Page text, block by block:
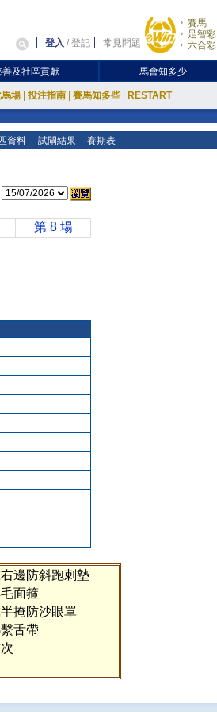
登入 /登記 常見問題
賽馬
足智彩
六合彩
善及社區貢獻 馬會知多少
場 投注指南 賽馬知多些 RESTART
資料 試閘結果 賽期表
第 8 場
邊防斜跑刺墊
面箍
掩防沙眼罩
舌帶